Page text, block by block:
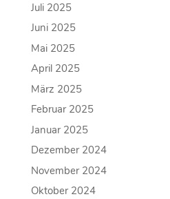
Juli 2025
Juni 2025
Mai 2025
April 2025
März 2025
Februar 2025
Januar 2025
Dezember 2024
November 2024
Oktober 2024